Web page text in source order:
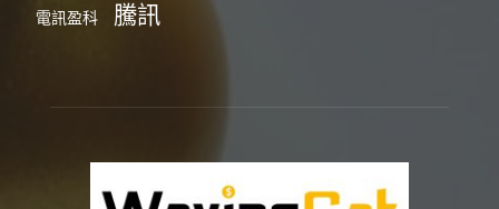
電訊盈科 騰訊